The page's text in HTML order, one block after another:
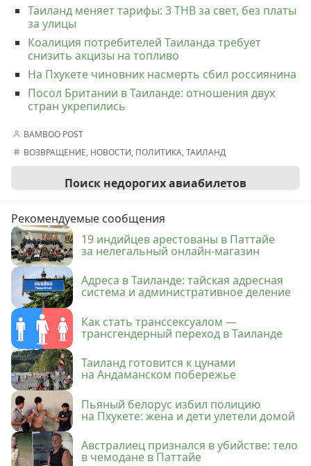
Таиланд меняет тарифы: 3 THB за свет, без платы
за улицы
Коалиция потребителей Таиланда требует
снизить акцизы на топливо
На Пхукете чиновник насмерть сбил россиянина
Посол Британии в Таиланде: отношения двух
стран укрепились
BAMBOO POST
ВОЗВРАЩЕНИЕ, НОВОСТИ, ПОЛИТИКА,ТАИЛАНД
Поиск недорогих авиабилетов
Рекомендуемые сообщения
19 индийцев арестованы в Паттайе
за нелегальный онлайн-магазин
Адреса в Таиланде: тайская адресная
система и административное деление
Как стать транссексуалом —
трансгендерный переход в Таиланде
Таиланд готовится к цунами
на Андаманском побережье
Пьяный белорус избил полицию
на Пхукете: жена и дети улетели домой
Австралиец признался в убийстве: тело
в чемодане в Паттайе